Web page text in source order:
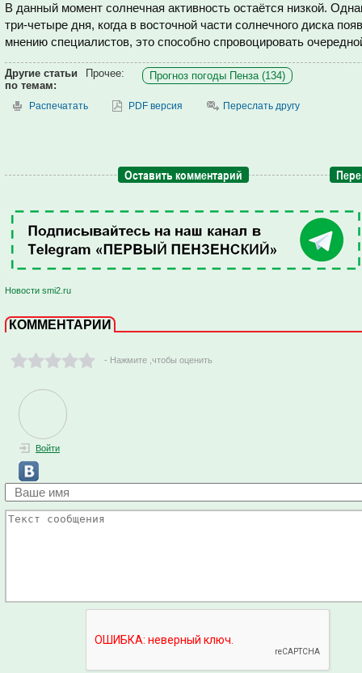
В данный момент солнечная активность остаётся низкой.
три-четыре дня, когда в восточной части солнечного диска
мнению специалистов, это способно спровоцировать
Другие статьи
по темам:
Прочее: Прогноз погоды Пенза (134)
Распечатать PDF версия Переслать другу
Оставить комментарий
Новости smi2.ru
КОММЕНТАРИИ
- Нажмите ,чтобы оценить
Войти